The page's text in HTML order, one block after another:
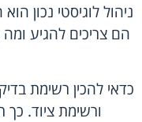
ניהול לוגיסטי נכון
הם צריכים להגיע
כדאי להכין רשימת
ורשימת ציוד.